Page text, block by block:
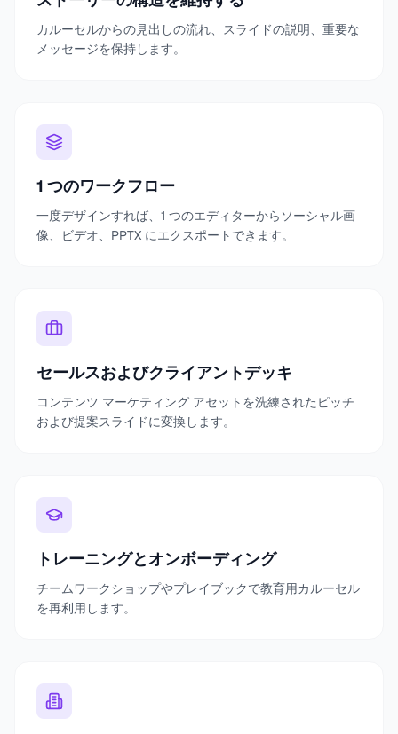
カルーセルからの見出しの流れ、スライドの説明、重要な
メッセージを保持します。
1 つのワークフロー
一度デザインすれば、1 つのエディターからソーシャル画
像、ビデオ、PPTX にエクスポートできます。
セールスおよびクライアントデッキ
コンテンツ マーケティング アセットを洗練されたピッチ
および提案スライドに変換します。
トレーニングとオンボーディング
チームワークショップやプレイブックで教育用カルーセル
を再利用します。